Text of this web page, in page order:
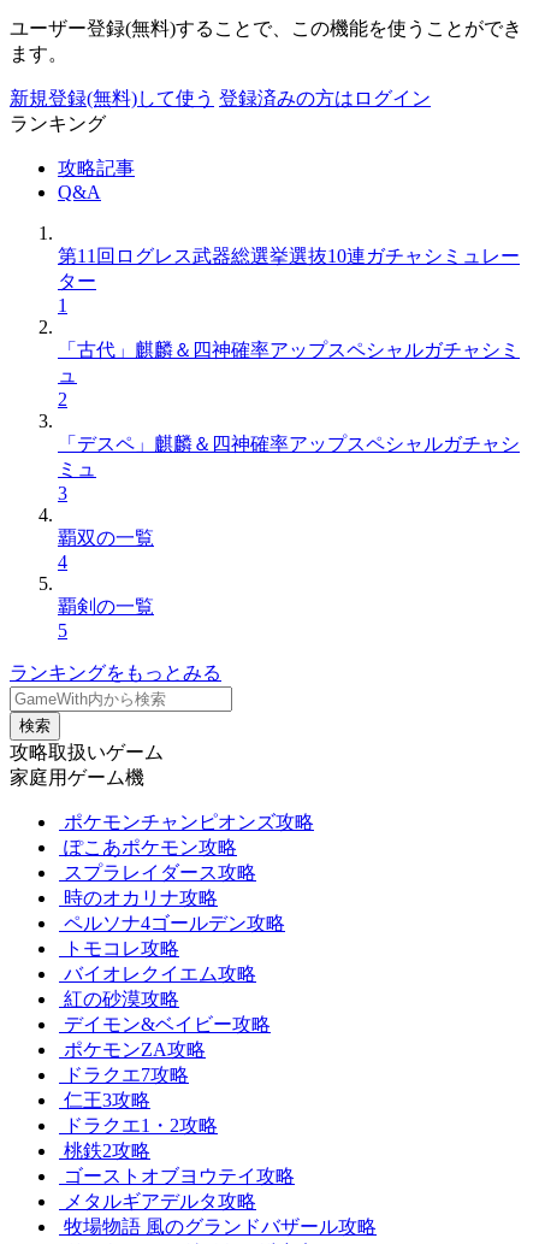
ユーザー登録(無料)することで、この機能を使うことができ
ます。
新規登録(無料)して使う 登録済みの方はログイン
ランキング
攻略記事
Q&A
第11回ログレス武器総選挙選抜10連ガチャシミュレー
ター
1
「古代」麒麟＆四神確率アップスペシャルガチャシミ
ュ
2
「デスペ」麒麟＆四神確率アップスペシャルガチャシ
ミュ
3
覇双の一覧
4
覇剣の一覧
5
ランキングをもっとみる
検索
攻略取扱いゲーム
家庭用ゲーム機
ポケモンチャンピオンズ攻略
ぽこあポケモン攻略
スプラレイダース攻略
時のオカリナ攻略
ペルソナ4ゴールデン攻略
トモコレ攻略
バイオレクイエム攻略
紅の砂漠攻略
デイモン&ベイビー攻略
ポケモンZA攻略
ドラクエ7攻略
仁王3攻略
ドラクエ1・2攻略
桃鉄2攻略
ゴーストオブヨウテイ攻略
メタルギアデルタ攻略
牧場物語 風のグランドバザール攻略